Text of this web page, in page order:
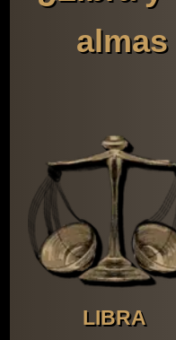
LIBRA